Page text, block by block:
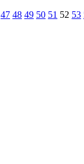
47 48 49 50 51 52 53